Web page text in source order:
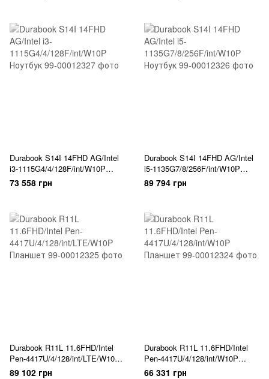
Durabook S14I 14FHD AG/Intel
i3-1115G4/4/128F/int/W10P
Ноутбук
73 558 грн
Durabook S14I 14FHD AG/Intel
i5-1135G7/8/256F/int/W10P
Ноутбук
89 794 грн
Durabook R11L 11.6FHD/Intel
Pen-4417U/4/128/int/LTE/W10P
Планшет
89 102 грн
Durabook R11L 11.6FHD/Intel
Pen-4417U/4/128/int/W10P
Планшет
66 331 грн